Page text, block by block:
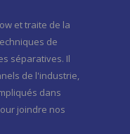
et traite de la
de
séparatives. Il
de l'industrie,
dans
joindre nos